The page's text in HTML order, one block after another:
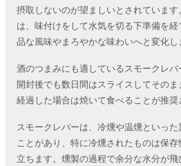
摂取しないのが望ましいとされていま
は、味付けをして水気を切る下準備を
品な風味やまろやかな味わいへと変化し
酒のつまみにも適しているスモークレ
開封後でも数日間はスライスしてその
経過した場合は焼いて食べることが推奨
スモークレバーは、冷燻や温燻といっ
ことがあり、特に冷燻されたものは保
立ちます。燻製の過程で余分な水分が